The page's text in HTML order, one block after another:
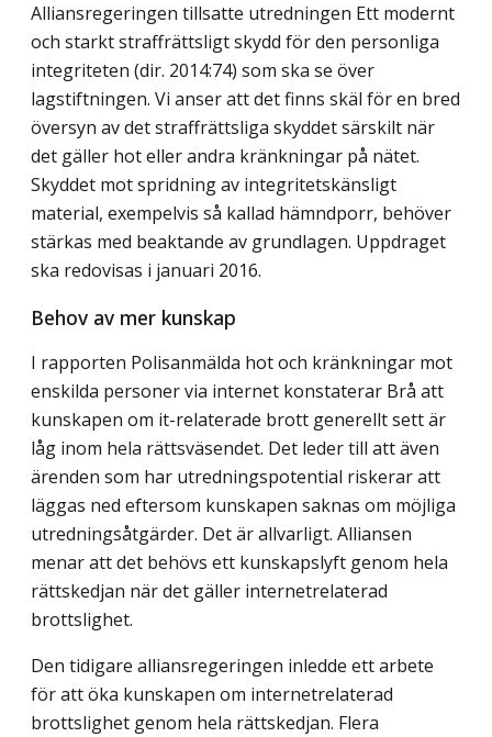
Alliansregeringen tillsatte utredningen Ett modernt
och starkt straffrättsligt skydd för den personliga
integriteten (dir. 2014:74) som ska se över
lagstiftningen. Vi anser att det finns skäl för en bred
översyn av det straffrättsliga skyddet särskilt när
det gäller hot eller andra kränkningar på nätet.
Skyddet mot spridning av integritetskänsligt
material, exempelvis så kallad hämndporr, behöver
stärkas med beaktande av grundlagen. Uppdraget
ska redovisas i januari 2016.
Behov av mer kunskap
I rapporten Polisanmälda hot och kränkningar mot
enskilda personer via internet konstaterar Brå att
kunskapen om it-relaterade brott generellt sett är
låg inom hela rättsväsendet. Det leder till att även
ärenden som har utredningspotential riskerar att
läggas ned eftersom kunskapen saknas om möjliga
utredningsåtgärder. Det är allvarligt. Alliansen
menar att det behövs ett kunskapslyft genom hela
rättskedjan när det gäller internetrelaterad
brottslighet.
Den tidigare alliansregeringen inledde ett arbete
för att öka kunskapen om internetrelaterad
brottslighet genom hela rättskedjan. Flera